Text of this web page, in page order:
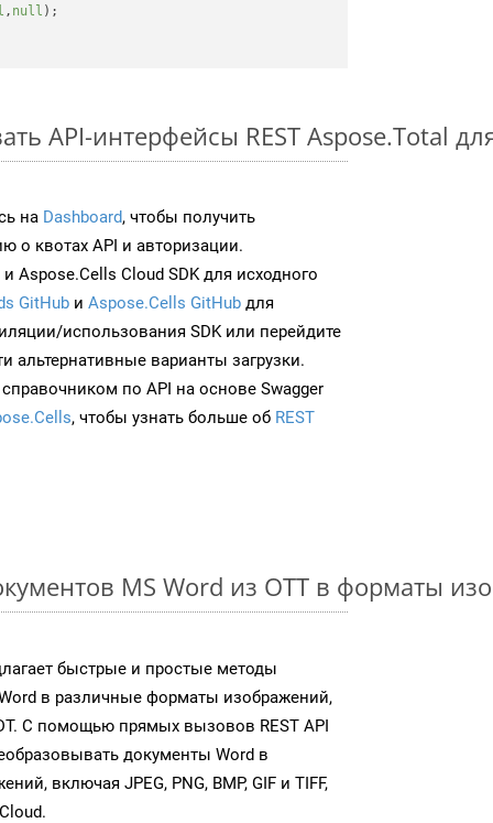
, null );
API-интерфейсы REST Aspose.Total
на Dashboard, чтобы получить
о квотах API и авторизации.
Aspose.Cells Cloud SDK для исходного
GitHub и Aspose.Cells GitHub для
использования SDK или перейдите
альтернативные варианты загрузки.
по API на основе Swagger
, чтобы узнать больше об REST
MS Word из OTT в форматы
быстрые и простые методы
в различные форматы изображений,
С помощью прямых вызовов REST API
документы Word в
включая JPEG, PNG, BMP, GIF и TIFF,